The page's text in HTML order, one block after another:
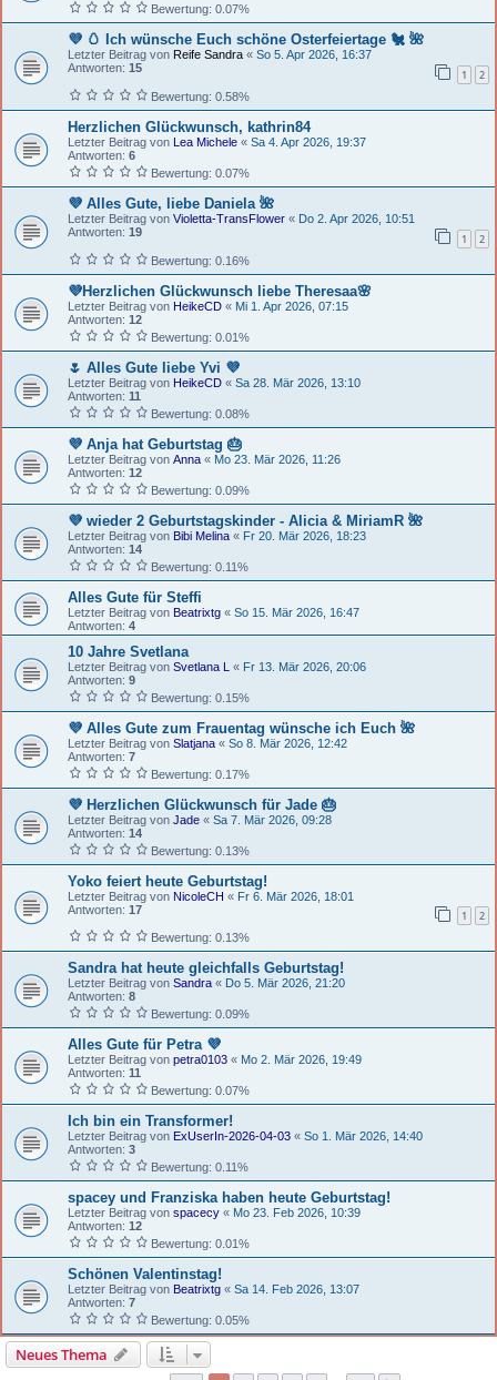
Bewertung: 0.07%
💜 🥚 Ich wünsche Euch schöne Osterfeiertage 🐔 🌺
Letzter Beitrag von Reife Sandra « So 5. Apr 2026, 16:37
Antworten: 15 1 2
Bewertung: 0.58%
Herzlichen Glückwunsch, kathrin84
Letzter Beitrag von Lea Michele « Sa 4. Apr 2026, 19:37
Antworten: 6
Bewertung: 0.07%
💜 Alles Gute, liebe Daniela 🌺
Letzter Beitrag von Violetta-TransFlower « Do 2. Apr 2026, 10:51
Antworten: 19 1 2
Bewertung: 0.16%
💜Herzlichen Glückwunsch liebe Theresaa🌸
Letzter Beitrag von HeikeCD « Mi 1. Apr 2026, 07:15
Antworten: 12
Bewertung: 0.01%
🌷 Alles Gute liebe Yvi 💜
Letzter Beitrag von HeikeCD « Sa 28. Mär 2026, 13:10
Antworten: 11
Bewertung: 0.08%
💜 Anja hat Geburtstag 🎂
Letzter Beitrag von Anna « Mo 23. Mär 2026, 11:26
Antworten: 12
Bewertung: 0.09%
💜 wieder 2 Geburtstagskinder - Alicia & MiriamR 🌺
Letzter Beitrag von Bibi Melina « Fr 20. Mär 2026, 18:23
Antworten: 14
Bewertung: 0.11%
Alles Gute für Steffi
Letzter Beitrag von Beatrixtg « So 15. Mär 2026, 16:47
Antworten: 4
10 Jahre Svetlana
Letzter Beitrag von Svetlana L « Fr 13. Mär 2026, 20:06
Antworten: 9
Bewertung: 0.15%
💜 Alles Gute zum Frauentag wünsche ich Euch 🌺
Letzter Beitrag von Slatjana « So 8. Mär 2026, 12:42
Antworten: 7
Bewertung: 0.17%
💜 Herzlichen Glückwunsch für Jade 🎂
Letzter Beitrag von Jade « Sa 7. Mär 2026, 09:28
Antworten: 14
Bewertung: 0.13%
Yoko feiert heute Geburtstag!
Letzter Beitrag von NicoleCH « Fr 6. Mär 2026, 18:01
Antworten: 17 1 2
Bewertung: 0.13%
Sandra hat heute gleichfalls Geburtstag!
Letzter Beitrag von Sandra « Do 5. Mär 2026, 21:20
Antworten: 8
Bewertung: 0.09%
Alles Gute für Petra 💜
Letzter Beitrag von petra0103 « Mo 2. Mär 2026, 19:49
Antworten: 11
Bewertung: 0.07%
Ich bin ein Transformer!
Letzter Beitrag von ExUserIn-2026-04-03 « So 1. Mär 2026, 14:40
Antworten: 3
Bewertung: 0.11%
spacey und Franziska haben heute Geburtstag!
Letzter Beitrag von spacecy « Mo 23. Feb 2026, 10:39
Antworten: 12
Bewertung: 0.01%
Schönen Valentinstag!
Letzter Beitrag von Beatrixtg « Sa 14. Feb 2026, 13:07
Antworten: 7
Bewertung: 0.05%
Neues Thema